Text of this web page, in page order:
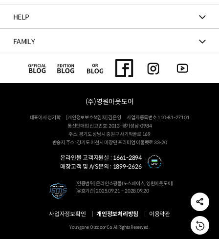
HELP
FAMILY
(주)영원아웃도어
대표이사 성기학 [개인정보보호책임자] 김은영
사업자등록번호 110-81-27101
통신판매업 신고번호: 2013-경기성남-0984
주소: 경기도 성남시 중원구 사기막골로 169
반송지 주소 : 경기도 이천시 마장면 프리미엄 아울렛로 33-20
온라인몰 고객지원실 : 1661-2894
매장고객 및 A/S문의 : 1899-2626
[인증범위] 온라인쇼핑몰(노스페이스, 영원아웃도어)
[유효기간] 2025.09.21 ~ 2028.09.20
사업자정보확인 개인정보처리방침 이용약관
Youngone Outdoor Co. All Rights Reserved.